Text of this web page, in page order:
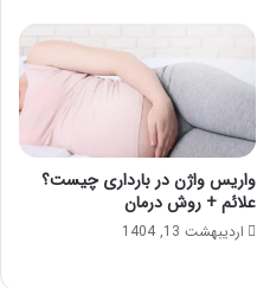
واریس واژن در بارداری چیست؟
علائم + روش درمان
اردیبهشت 13, 1404